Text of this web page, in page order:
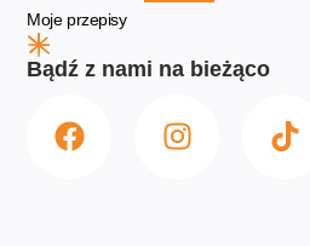
Moje przepisy
Bądź z nami na bieżąco